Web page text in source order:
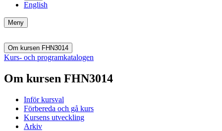
English
Meny
Om kursen FHN3014
Kurs- och programkatalogen
Om kursen FHN3014
Inför kursval
Förbereda och gå kurs
Kursens utveckling
Arkiv